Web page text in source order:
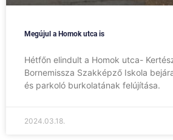
Megújul a Homok utca is
Hétfőn elindult a Homok utca-
Bornemissza Szakképző Iskola
és parkoló burkolatának felújítása.
2024.03.18.